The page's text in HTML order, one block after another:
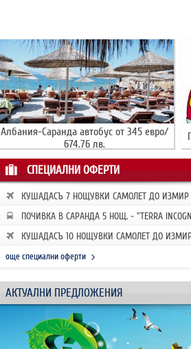
Албания-Саранда автобус от 345 евро/
674.76 лв.
СПЕЦИАЛНИ ОФЕРТИ
КУШАДАСЪ 7 НОЩУВКИ САМОЛЕТ ДО ИЗМИР
ЗАПИСВАНИЯ 2026
ПОЧИВКА В САРАНДА 5 НОЩ. - "TERRA
РАННИ ЗАПИ...
КУШАДАСЪ 10 НОЩУВКИ САМОЛЕТ ДО
ЗАПИСВАНИЯ 2026
още специални оферти
АКТУАЛНИ ПРЕДЛОЖЕНИЯ